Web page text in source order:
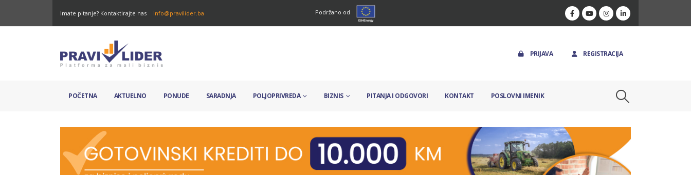
Imate pitanje? Kontaktirajte nas info@pravilider.ba Podržano od
PRIJAVA REGISTRACIJA
POČETNA AKTUELNO PONUDE SARADNJA POLJOPRIVREDA BIZNIS PITANJA I ODGOVORI KONTAKT POSLOVNI IMENIK